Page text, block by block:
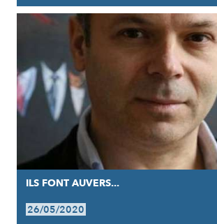
ILS FONT AUVERS...
26/05/2020